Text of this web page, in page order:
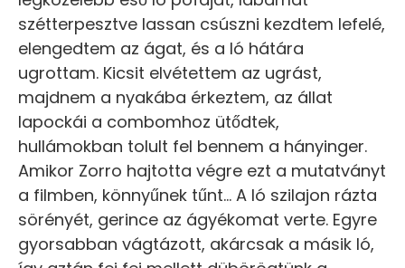
szétterpesztve lassan csúszni kezdtem lefelé,
elengedtem az ágat, és a ló hátára
ugrottam. Kicsit elvétettem az ugrást,
majdnem a nyakába érkeztem, az állat
lapockái a combomhoz ütődtek,
hullámokban tolult fel bennem a hányinger.
Amikor Zorro hajtotta végre ezt a mutatványt
a filmben, könnyűnek tűnt… A ló szilajon rázta
sörényét, gerince az ágyékomat verte. Egyre
gyorsabban vágtázott, akárcsak a másik ló,